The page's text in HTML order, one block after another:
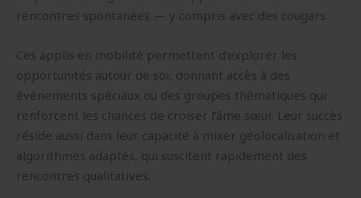
rencontres spontanées — y compris avec des cougars.
Ces applis en mobilité permettent d’explorer les
opportunités autour de soi, donnant accès à des
événements spéciaux ou des groupes thématiques qui
renforcent les chances de croiser l’âme sœur. Leur succès
réside aussi dans leur capacité à mixer géolocalisation et
algorithmes adaptés, qui suscitent rapidement des
rencontres qualitatives.